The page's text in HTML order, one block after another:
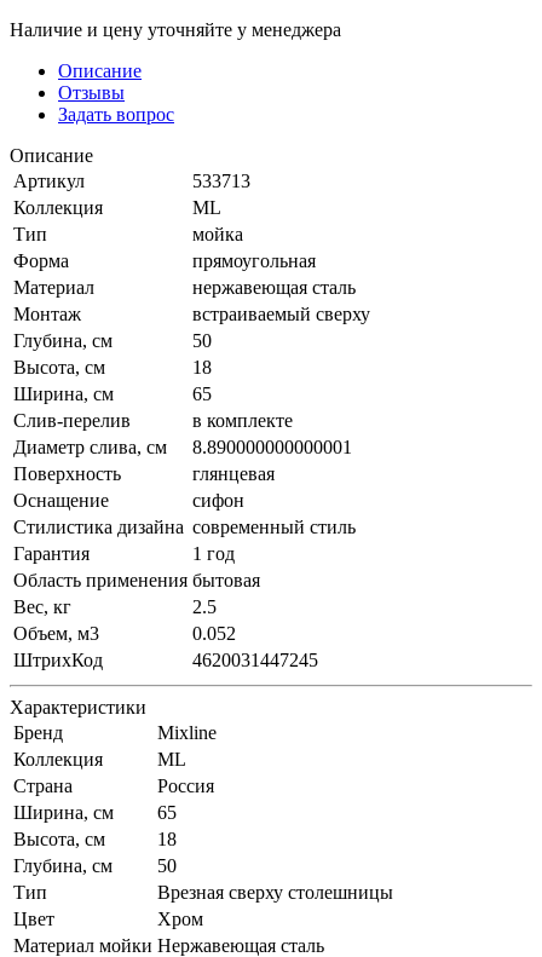
Наличие и цену уточняйте у менеджера
Описание
Отзывы
Задать вопрос
Описание
Артикул
533713
Коллекция
ML
Тип
мойка
Форма
прямоугольная
Материал
нержавеющая сталь
Монтаж
встраиваемый сверху
Глубина, см
50
Высота, см
18
Ширина, см
65
Слив-перелив
в комплекте
Диаметр слива, см
8.890000000000001
Поверхность
глянцевая
Оснащение
сифон
Стилистика дизайна современный стиль
Гарантия
1 год
Область применения бытовая
Вес, кг
2.5
Объем, м3
0.052
ШтрихКод
4620031447245
Характеристики
Бренд
Mixline
Коллекция
ML
Страна
Россия
Ширина, см
65
Высота, см
18
Глубина, см
50
Тип
Врезная сверху столешницы
Цвет
Хром
Материал мойки Нержавеющая сталь